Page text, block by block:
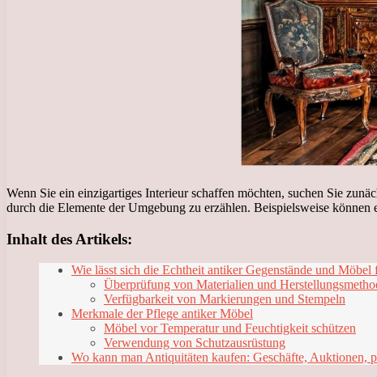
Wenn Sie ein einzigartiges Interieur schaffen möchten, suchen Sie
durch die Elemente der Umgebung zu erzählen. Beispielsweise
Inhalt des Artikels:
Wie lässt sich die Echtheit antiker Gegenstände und Möbel
Überprüfung von Materialien und
Verfügbarkeit von Markierungen und Stempeln
Merkmale der Pflege antiker Möbel
Möbel vor Temperatur und Feuchtigkeit schützen
Verwendung von Schutzausrüstung
Wo kann man Antiquitäten kaufen: Geschäfte, Auktionen,